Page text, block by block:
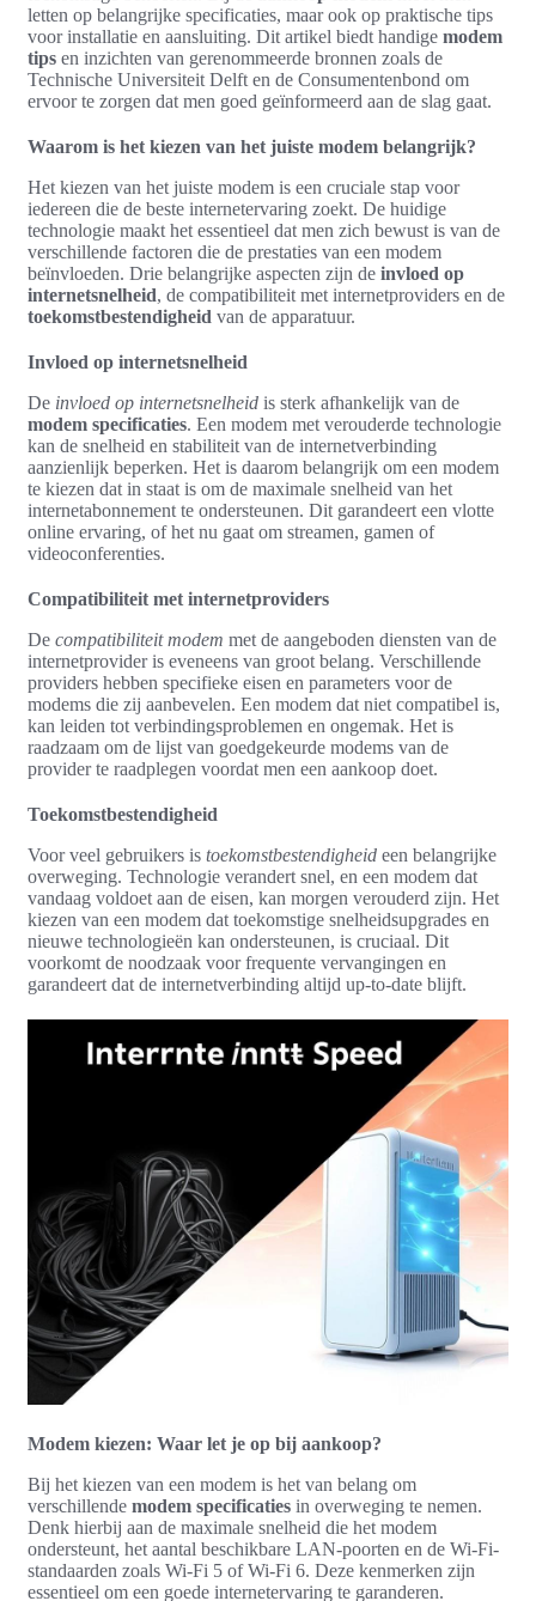
letten op belangrijke specificaties, maar ook op praktische tips
voor installatie en aansluiting. Dit artikel biedt handige modem
tips en inzichten van gerenommeerde bronnen zoals de
Technische Universiteit Delft en de Consumentenbond om
ervoor te zorgen dat men goed geïnformeerd aan de slag gaat.
Waarom is het kiezen van het juiste modem belangrijk?
Het kiezen van het juiste modem is een cruciale stap voor
iedereen die de beste internetervaring zoekt. De huidige
technologie maakt het essentieel dat men zich bewust is van de
verschillende factoren die de prestaties van een modem
beïnvloeden. Drie belangrijke aspecten zijn de invloed op
internetsnelheid, de compatibiliteit met internetproviders en de
toekomstbestendigheid van de apparatuur.
Invloed op internetsnelheid
De invloed op internetsnelheid is sterk afhankelijk van de
modem specificaties. Een modem met verouderde technologie
kan de snelheid en stabiliteit van de internetverbinding
aanzienlijk beperken. Het is daarom belangrijk om een modem
te kiezen dat in staat is om de maximale snelheid van het
internetabonnement te ondersteunen. Dit garandeert een vlotte
online ervaring, of het nu gaat om streamen, gamen of
videoconferenties.
Compatibiliteit met internetproviders
De compatibiliteit modem met de aangeboden diensten van de
internetprovider is eveneens van groot belang. Verschillende
providers hebben specifieke eisen en parameters voor de
modems die zij aanbevelen. Een modem dat niet compatibel is,
kan leiden tot verbindingsproblemen en ongemak. Het is
raadzaam om de lijst van goedgekeurde modems van de
provider te raadplegen voordat men een aankoop doet.
Toekomstbestendigheid
Voor veel gebruikers is toekomstbestendigheid een belangrijke
overweging. Technologie verandert snel, en een modem dat
vandaag voldoet aan de eisen, kan morgen verouderd zijn. Het
kiezen van een modem dat toekomstige snelheidsupgrades en
nieuwe technologieën kan ondersteunen, is cruciaal. Dit
voorkomt de noodzaak voor frequente vervangingen en
garandeert dat de internetverbinding altijd up-to-date blijft.
Modem kiezen: Waar let je op bij aankoop?
Bij het kiezen van een modem is het van belang om
verschillende modem specificaties in overweging te nemen.
Denk hierbij aan de maximale snelheid die het modem
ondersteunt, het aantal beschikbare LAN-poorten en de Wi-Fi-
standaarden zoals Wi-Fi 5 of Wi-Fi 6. Deze kenmerken zijn
essentieel om een goede internetervaring te garanderen.